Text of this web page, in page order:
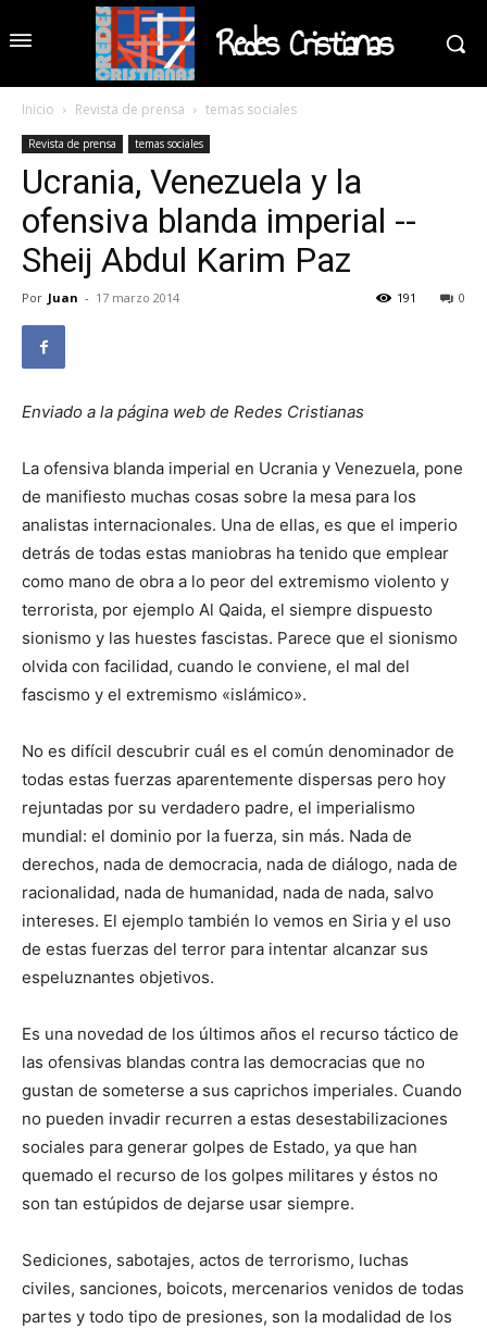
Redes Cristianas
Inicio Revista de prensa temas sociales
Revista de prensa temas sociales
Ucrania, Venezuela y la
ofensiva blanda imperial --
Sheij Abdul Karim Paz
Por Juan - 17 marzo 2014 0
191
Enviado a la página web de Redes Cristianas
La ofensiva blanda imperial en Ucrania y Venezuela, pone
de manifiesto muchas cosas sobre la mesa para los
analistas internacionales. Una de ellas, es que el imperio
detrás de todas estas maniobras ha tenido que emplear
como mano de obra a lo peor del extremismo violento y
terrorista, por ejemplo Al Qaida, el siempre dispuesto
sionismo y las huestes fascistas. Parece que el sionismo
olvida con facilidad, cuando le conviene, el mal del
fascismo y el extremismo «islámico».
No es difícil descubrir cuál es el común denominador de
todas estas fuerzas aparentemente dispersas pero hoy
rejuntadas por su verdadero padre, el imperialismo
mundial: el dominio por la fuerza, sin más. Nada de
derechos, nada de democracia, nada de diálogo, nada de
racionalidad, nada de humanidad, nada de nada, salvo
intereses. El ejemplo también lo vemos en Siria y el uso
de estas fuerzas del terror para intentar alcanzar sus
espeluznantes objetivos.
Es una novedad de los últimos años el recurso táctico de
las ofensivas blandas contra las democracias que no
gustan de someterse a sus caprichos imperiales. Cuando
no pueden invadir recurren a estas desestabilizaciones
sociales para generar golpes de Estado, ya que han
quemado el recurso de los golpes militares y éstos no
son tan estúpidos de dejarse usar siempre.
Sediciones, sabotajes, actos de terrorismo, luchas
civiles, sanciones, boicots, mercenarios venidos de todas
partes y todo tipo de presiones, son la modalidad de los